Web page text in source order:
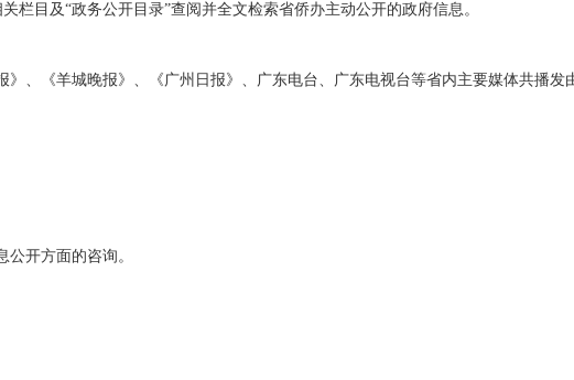
栏目及“政务公开目录”查阅并全文检索省侨办主动公开的政府信息。
《羊城晚报》、《广州日报》、广东电台、广东电视台等省内主要媒体共播发
开方面的咨询。